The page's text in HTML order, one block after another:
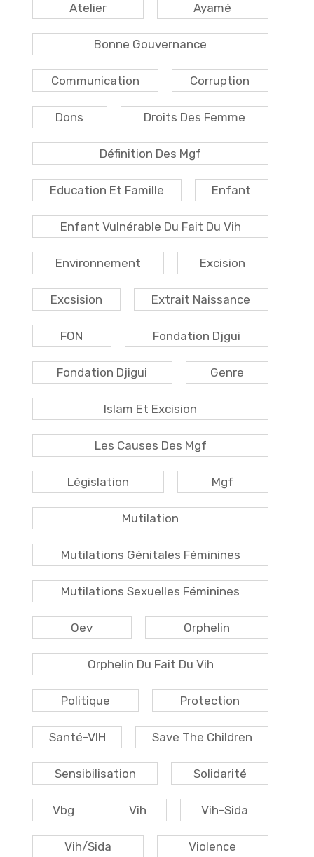
Atelier Ayamé
Bonne Gouvernance
Communication Corruption
Dons Droits Des Femme
Définition Des Mgf
Education Et Famille Enfant
Enfant Vulnérable Du Fait Du Vih
Environnement Excision
Excsision Extrait Naissance
FON Fondation Djgui
Fondation Djigui Genre
Islam Et Excision
Les Causes Des Mgf
Législation Mgf
Mutilation
Mutilations Génitales Féminines
Mutilations Sexuelles Féminines
Oev Orphelin
Orphelin Du Fait Du Vih
Politique Protection
Santé-VIH Save The Children
Sensibilisation Solidarité
Vbg Vih Vih-Sida
Vih/sida Violence